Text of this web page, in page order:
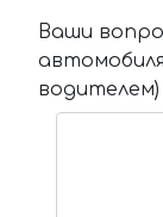
Ваши
водителем)